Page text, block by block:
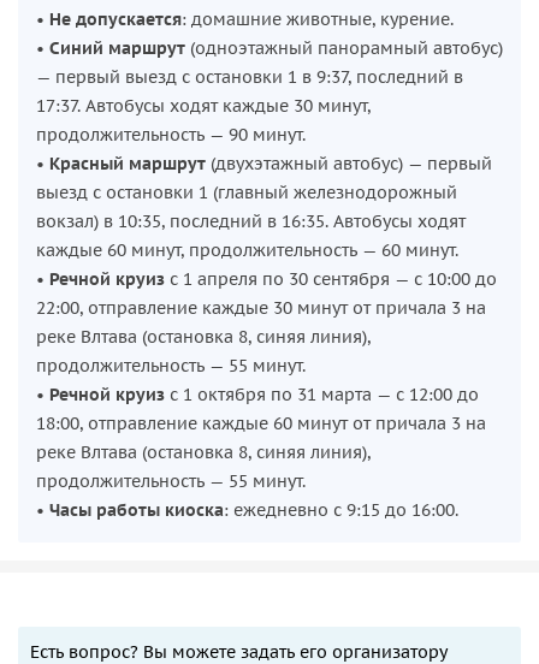
• Не допускается: домашние животные, курение.
• Синий маршрут (одноэтажный панорамный автобус)
— первый выезд с остановки 1 в 9:37, последний в
17:37. Автобусы ходят каждые 30 минут,
продолжительность — 90 минут.
• Красный маршрут (двухэтажный автобус) — первый
выезд с остановки 1 (главный железнодорожный
вокзал) в 10:35, последний в 16:35. Автобусы ходят
каждые 60 минут, продолжительность — 60 минут.
• Речной круиз с 1 апреля по 30 сентября — с 10:00 до
22:00, отправление каждые 30 минут от причала 3 на
реке Влтава (остановка 8, синяя линия),
продолжительность — 55 минут.
• Речной круиз с 1 октября по 31 марта — с 12:00 до
18:00, отправление каждые 60 минут от причала 3 на
реке Влтава (остановка 8, синяя линия),
продолжительность — 55 минут.
• Часы работы киоска: ежедневно с 9:15 до 16:00.
Есть вопрос? Вы можете задать его организатору